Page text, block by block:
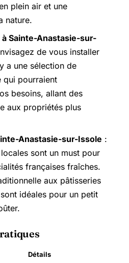
plein air et une
nature.
Sainte-Anastasie-sur-
de vous installer
a une sélection de
qui pourraient
besoins, allant des
aux propriétés plus
Anastasie-sur-Issole :
sont un must pour
françaises fraîches.
aux pâtisseries
idéales pour un petit
Détails